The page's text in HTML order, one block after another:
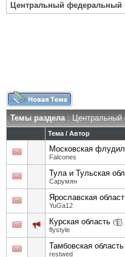
Центральный федеральный
Темы раздела: Центральный
Тема / Автор
Московская
Falcones
Тула и Тульская
Сарумян
Ярославская
YuGa12
Курская область (
flystyle
Тамбовская область
restwed